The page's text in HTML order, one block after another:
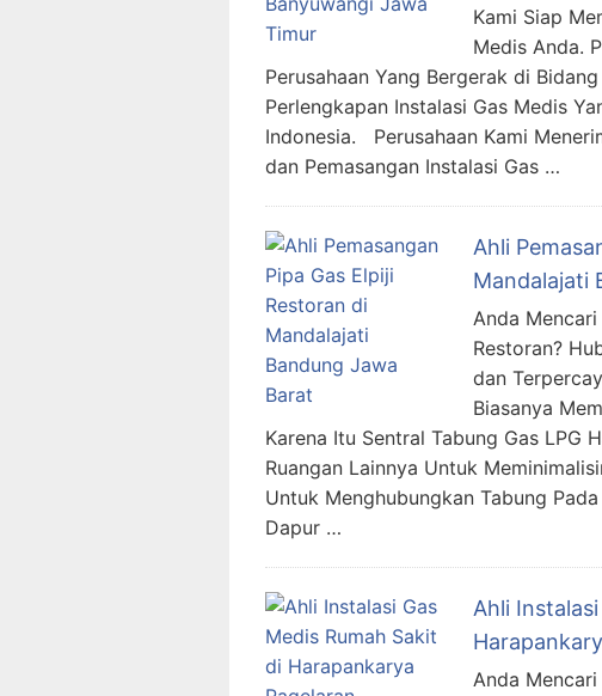
Kami Siap
Medis Anda.
Perusahaan Yang Bergerak di
Perlengkapan Instalasi Gas Medis
Indonesia. Perusahaan Kami
dan Pemasangan Instalasi Gas …
Ahli
Mandalajati
Anda
Restoran?
dan
Biasanya
Karena Itu Sentral Tabung Gas LPG
Ruangan Lainnya Untuk
Untuk Menghubungkan Tabung
Dapur …
Ahli
Anda